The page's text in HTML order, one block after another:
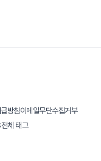
방침이메일무단수집거부
전체 태그